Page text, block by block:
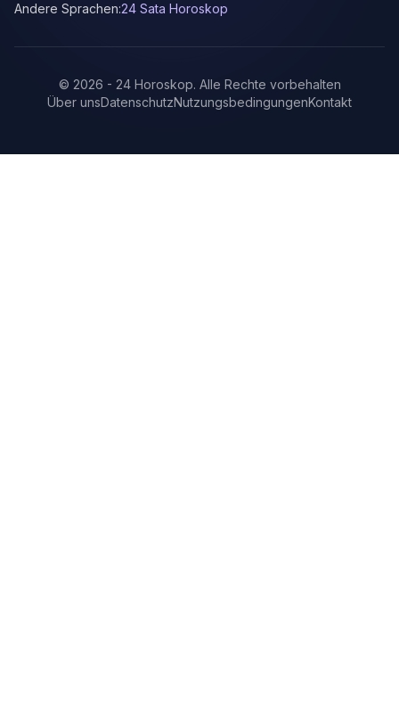
Andere Sprachen:24 Sata Horoskop
© 2026 - 24 Horoskop. Alle Rechte vorbehalten
Über unsDatenschutzNutzungsbedingungenKontakt